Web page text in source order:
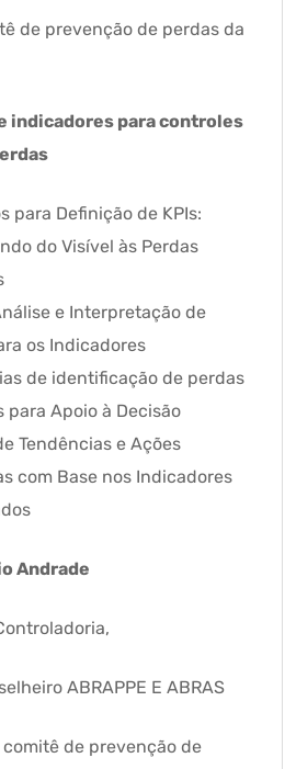
de prevenção de perdas da
indicadores para controles
para Definição de KPIs:
do Visível às Perdas
e Interpretação de
os Indicadores
de identificação de perdas
para Apoio à Decisão
Tendências e Ações
com Base nos Indicadores
Andrade
ABRAPPE E ABRAS
de prevenção de